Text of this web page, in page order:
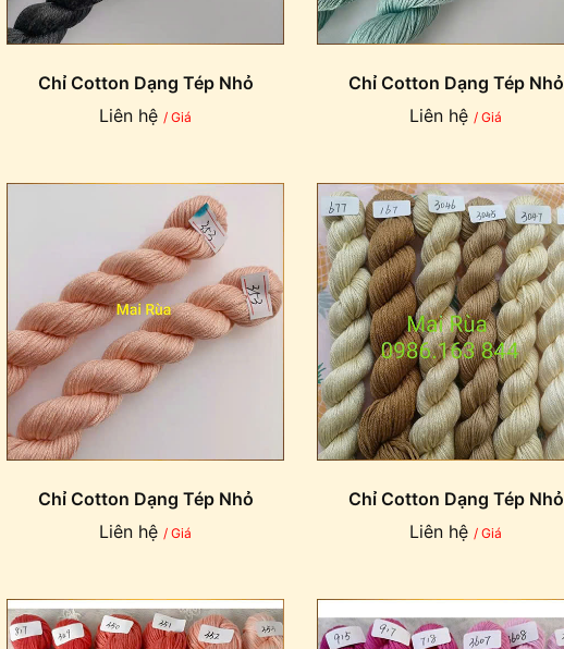
Chỉ Cotton Dạng Tép Nhỏ
Liên hệ / Giá
Chỉ Cotton Dạng Tép Nhỏ
Liên hệ / Giá
Chỉ Cotton Dạng Tép Nhỏ
Liên hệ / Giá
Chỉ Cotton Dạng Tép Nhỏ
Liên hệ / Giá